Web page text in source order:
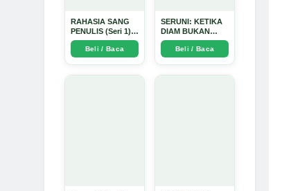
RAHASIA SANG
PENULIS (Seri 1) -
Arda Dinata
Beli / Baca
SERUNI: KETIKA
DIAM BUKAN
LAGI PILIHAN -
Arda Dinata
Beli / Baca